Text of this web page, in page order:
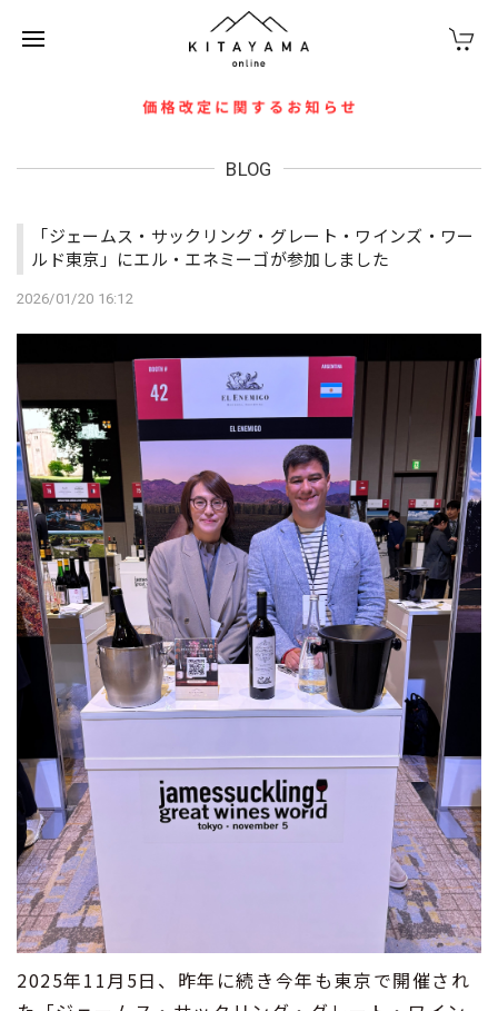
BLOG
「ジェームス・サックリング・グレート・ワインズ・ワー
ルド東京」にエル・エネミーゴが参加しました
2026/01/20 16:12
2025年11月5日、昨年に続き今年も東京で開催され